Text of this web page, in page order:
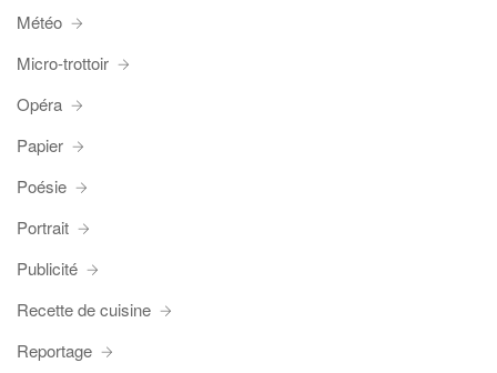
Météo
Micro-trottoir
Opéra
Papier
Poésie
Portrait
Publicité
Recette de cuisine
Reportage